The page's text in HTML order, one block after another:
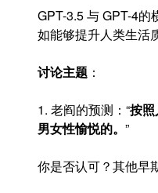
GPT-3.5 与 GPT-4的
如能够提升人类生活
讨论主题 ：
1. 老阎的预测：“按
男女性愉悦的。 ”
你是否认可？其他早